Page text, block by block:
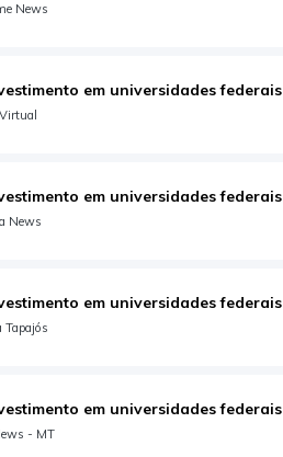
News
em universidades federais
em universidades federais
News
em universidades federais
em universidades federais
- MT